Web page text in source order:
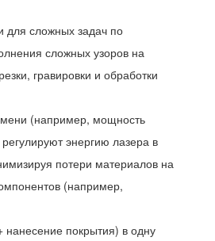
для сложных задач по
сложных узоров на
гравировки и обработки
(например, мощность
энергию лазера в
потери материалов на
(например,
нанесение покрытия) в одну